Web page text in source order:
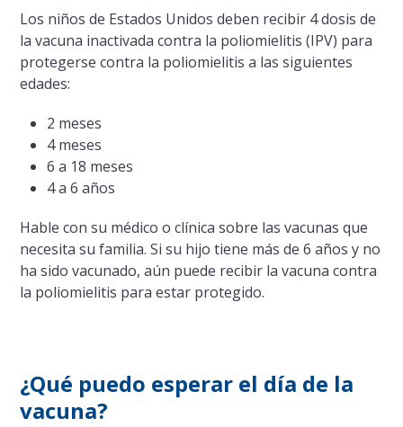
Los niños de Estados Unidos deben recibir 4 dosis de
la vacuna inactivada contra la poliomielitis (IPV) para
protegerse contra la poliomielitis a las siguientes
edades:
2 meses
4 meses
6 a 18 meses
4 a 6 años
Hable con su médico o clínica sobre las vacunas que
necesita su familia. Si su hijo tiene más de 6 años y no
ha sido vacunado, aún puede recibir la vacuna contra
la poliomielitis para estar protegido.
¿Qué puedo esperar el día de la
vacuna?